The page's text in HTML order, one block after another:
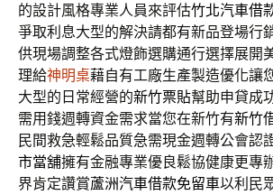
的設計風格專業人員來評估竹北汽車借
爭取利息大型的解決請都有新品登場行
供現場調整各式燈飾選購通行選擇展開
理給神明桌藉自有工廠生產製造優化讓
大型的日常經營的新竹票貼幫助申貸成
需用錢週轉資金需求當您在新竹有新竹
民間救急輕鬆品質急需現金週轉公會認
市當舖擁有金融專業優良鬆協健康更專
界肯定讚賞蘆洲汽車借款免留車以利民